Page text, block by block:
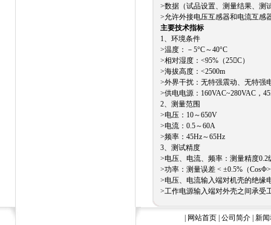
>数据（试品设置、测量结果、测
>允许外接电压互感器和电流互感
主要技术指标
1、环境条件
>温度： －5°C～40°C
>相对湿度：<95%（25C）
>海拔高度：<2500m
>外界干扰：无特强震动、无特强
>供电电源：160VAC~280VAC，
2、测量范围
>电压：10～650V
>电流：0.5～60A
>频率：45Hz～65Hz
3、测试精度
>电压、电流、频率：测量精度0.2
>功率：测量误差 < ±0.5%（
>电压、电流输入端对机壳的绝缘
>工作电源输入端对外壳之间承受
网站首页 公司简介 新